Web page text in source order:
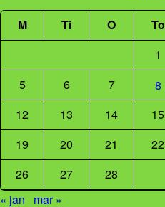
M Ti O To
1
5
6 7 8
12
13 14 15
19
20 21 22
26
27
28
« jan
mar »